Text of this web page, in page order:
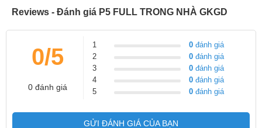
Reviews - Đánh giá P5 FULL TRONG NHÀ GKGD
0/5
0 đánh giá
1 0 đánh giá
2
0 đánh giá
3
0 đánh giá
4
0 đánh giá
5
0 đánh giá
GỬI ĐÁNH GIÁ CỦA BẠN